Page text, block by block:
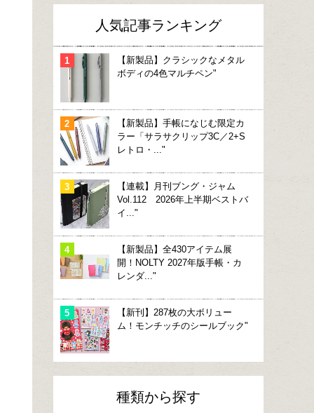
人気記事ランキング
【新製品】クラシックなメタル
ボディの4色マルチペン"
【新製品】手帳になじむ限定カ
ラー「サラサクリップ3C／2+S
レトロ・..."
【連載】月刊ブング・ジャム
Vol.112 2026年上半期ベストバ
イ..."
【新製品】全430アイテム展
開！NOLTY 2027年版手帳・カ
レンダ..."
【新刊】287枚の大ボリュー
ム！モンチッチのシールブック"
種類から探す